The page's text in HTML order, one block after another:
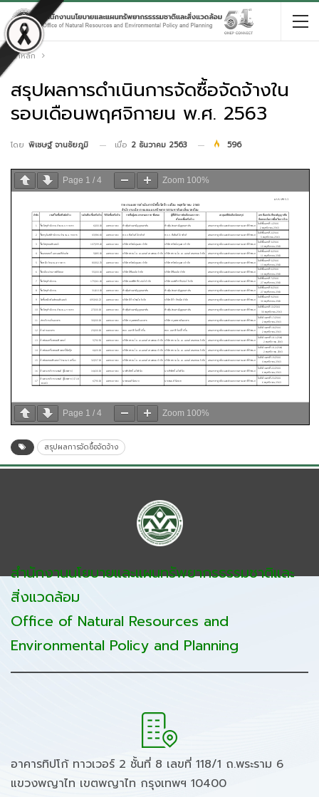
หน้าหลัก
สรุปผลการดำเนินการจัดซื้อจัดจ้างใน
รอบเดือนพฤศจิกายน พ.ศ. 2563
โดย พิเชษฐ์ จานชัยภูมิ เมื่อ 2 ธันวาคม 2563 596
Page 1 / 4 Zoom 100%
Page 1 / 4 Zoom 100%
สรุปผลการจัดซื้อจัดจ้าง
สำนักงานนโยบายและแผนทรัพยากรธรรมชาติและ
สิ่งแวดล้อม
Office of Natural Resources and
Environmental Policy and Planning
อาคารทิปโก้ ทาวเวอร์ 2 ชั้นที่ 8 เลขที่ 118/1 ถ.พระราม 6
แขวงพญาไท เขตพญาไท กรุงเทพฯ 10400